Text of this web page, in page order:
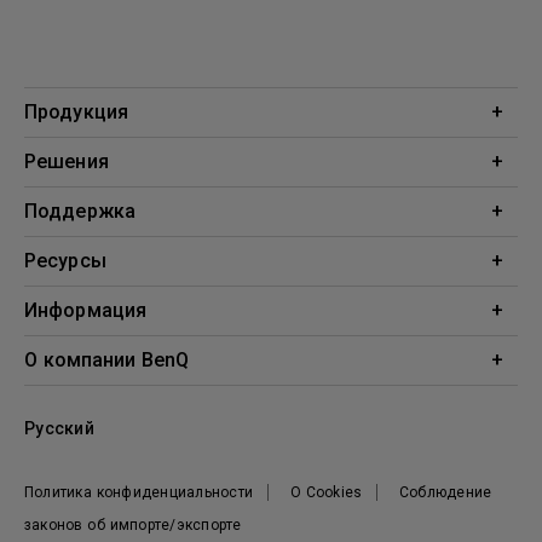
Продукция
Проекторы
Решения
Образование
Поддержка
Поддержка
Ресурсы
Проекционный калькулятор
Информация
BenQ AQCOLOR
О компании BenQ
Новости
Политика конфиденциальности О Cookies
Соблюдение
законов об импорте/экспорте
Русский